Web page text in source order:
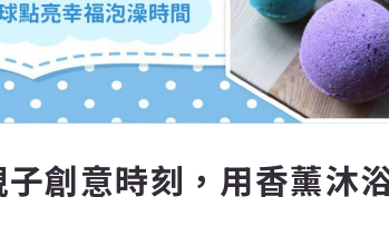
創意時刻，用香薰沐